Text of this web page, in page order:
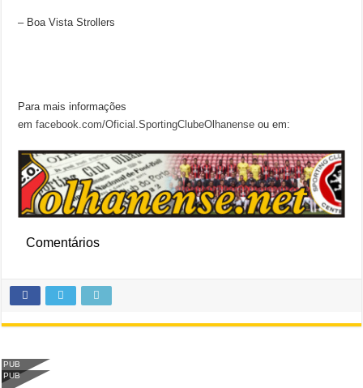
– Boa Vista Strollers
Para mais informações
emfacebook.com/Oficial.SportingClubeOlhanense ou em:
Comentários
PUB
PUB